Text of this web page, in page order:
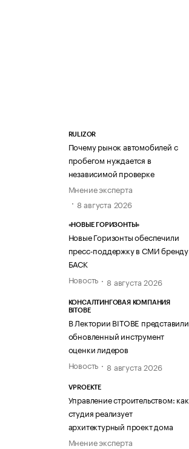
RULIZOR
Почему рынок автомобилей с
пробегом нуждается в
независимой проверке
Мнение эксперта
8 августа 2026
«НОВЫЕ ГОРИЗОНТЫ»
Новые Горизонты обеспечили
пресс-поддержку в СМИ бренду
БАСК
Новость
8 августа 2026
КОНСАЛТИНГОВАЯ КОМПАНИЯ
BITOBE
В Лектории BITOBE представили
обновленный инструмент
оценки лидеров
Новость
8 августа 2026
VPROEKTE
Управление строительством: как
студия реализует
архитектурный проект дома
Мнение эксперта